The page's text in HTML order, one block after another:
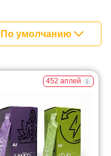
По умолчанию
452 аплей